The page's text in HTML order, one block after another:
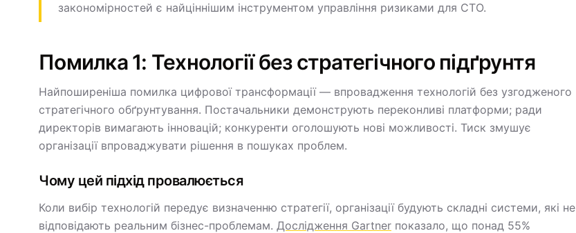
закономірностей є найціннішим інструментом управління ризиками для CTO.
Помилка 1: Технології без стратегічного підґрунтя
Найпоширеніша помилка цифрової трансформації — впровадження технологій без узгодженого
стратегічного обґрунтування. Постачальники демонструють переконливі платформи; ради
директорів вимагають інновацій; конкуренти оголошують нові можливості. Тиск змушує
організації впроваджувати рішення в пошуках проблем.
Чому цей підхід провалюється
Коли вибір технологій передує визначенню стратегії, організації будують складні системи, які не
відповідають реальним бізнес-проблемам. Дослідження Gartner показало, що понад 55%